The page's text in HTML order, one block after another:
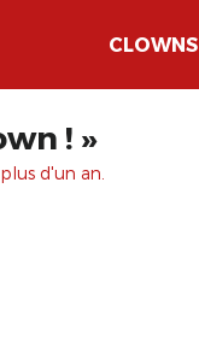
CLOWNS
! »
d'un an.